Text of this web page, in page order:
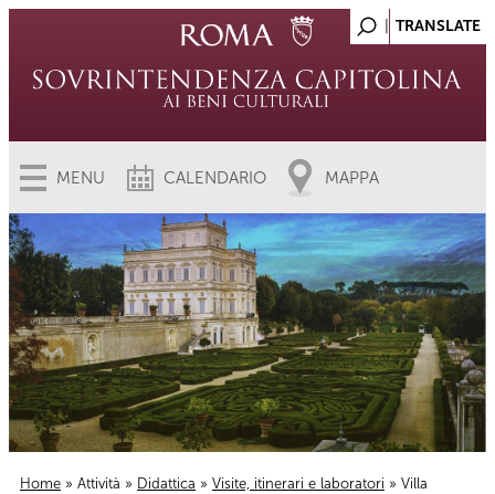
MENU CALENDARIO MAPPA
Home » Attività » Didattica » Visite, itinerari e laboratori » Villa